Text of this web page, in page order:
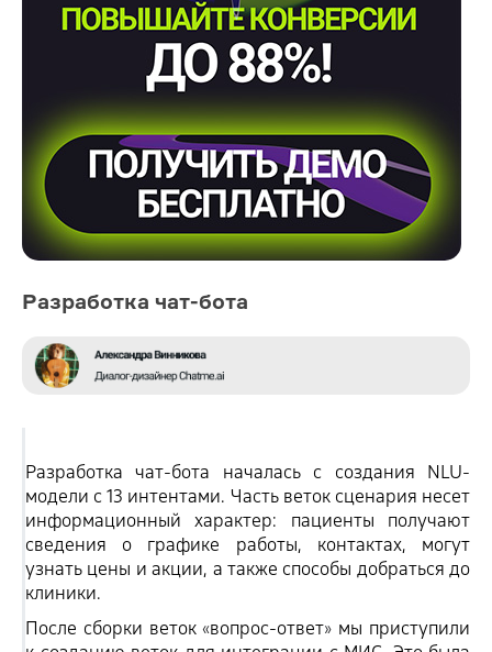
Разработка чат-бота
Разработка чат-бота началась с создания NLU-
модели с 13 интентами. Часть веток сценария несет
информационный характер: пациенты получают
сведения о графике работы, контактах, могут
узнать цены и акции, а также способы добраться до
клиники.
После сборки веток«‎‎вопрос-ответ» мы приступили